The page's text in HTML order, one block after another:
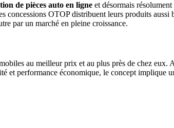
de pièces auto en ligne et désormais
concessions OTOP distribuent leurs produits aussi
par un marché en pleine croissance.
au meilleur prix et au plus près de chez eux.
et performance économique, le concept implique